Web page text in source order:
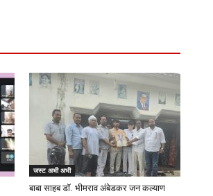
जस्ट अभी अभी
बाबा साहब डॉ. भीमराव अंबेडकर जन कल्याण